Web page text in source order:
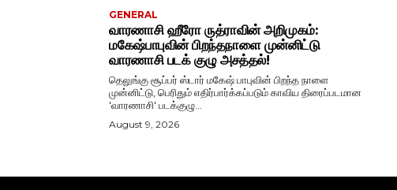
GENERAL
வாரணாசி ஹீரோ ருத்ராவின் அறிமுகம்:
மகேஷ்பாபுவின் பிறந்தநாளை முன்னிட்டு
வாரணாசி படக் குழு அசத்தல்!
தெலுங்கு சூப்பர் ஸ்டார் மகேஷ் பாபுவின் பிறந்த நாளை
முன்னிட்டு, பெரிதும் எதிர்பார்க்கப்படும் காவிய திரைப்படமான
'வாரணாசி' படக்குழு...
August 9, 2026